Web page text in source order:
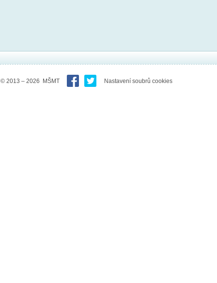
© 2013 – 2026 MŠMT Nastavení soubrů cookies